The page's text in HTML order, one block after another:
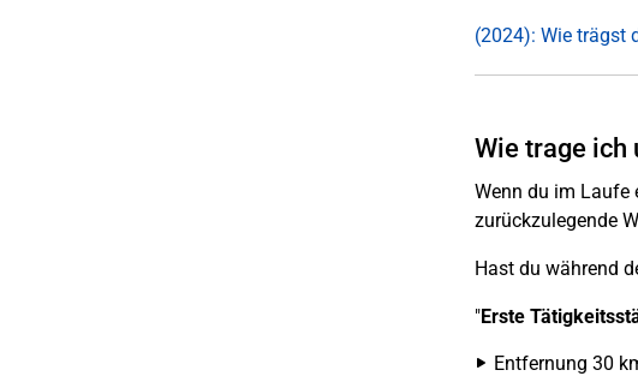
(2024): Wie trägst
Wie trage ich
Wenn du im Laufe
zurückzulegende
Hast du während
"Erste
Entfernung 30